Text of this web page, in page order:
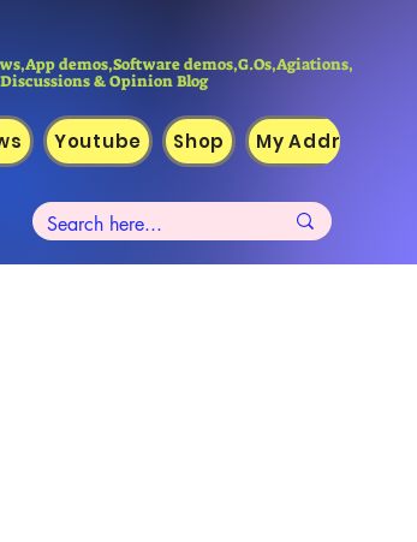
Youtube Shop My Addresses
demos,Software demos,G.Os,Agiations,
& Opinion Blog